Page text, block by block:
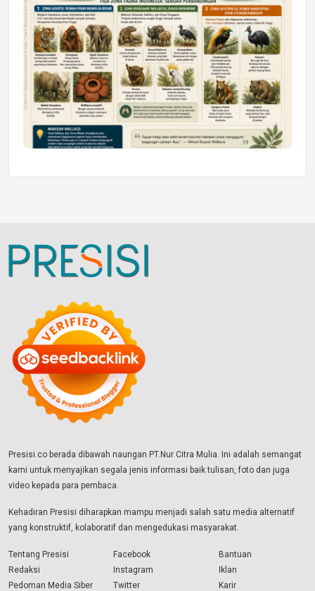
Presisi.co berada dibawah naungan PT.Nur Citra Mulia. Ini adalah semangat
kami untuk menyajikan segala jenis informasi baik tulisan, foto dan juga
video kepada para pembaca.
Kehadiran Presisi diharapkan mampu menjadi salah satu media alternatif
yang konstruktif, kolaboratif dan mengedukasi masyarakat.
Tentang Presisi
Redaksi
Pedoman Media Siber
Facebook
Instagram
Twitter
Bantuan
Iklan
Karir